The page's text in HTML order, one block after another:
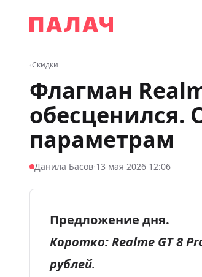
Палач
‹Скидки
Флагман
обесценился.
параметрам
Данила Басов·13 мая 2026 12:06
Предложение дня.
Коротко:Realme GT 8
рублей.